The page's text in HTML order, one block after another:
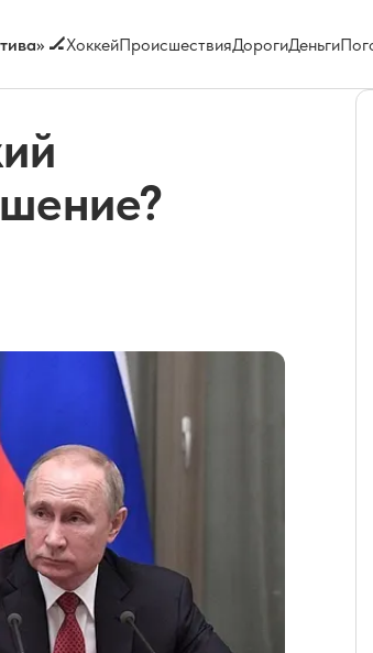
🏒ХоккейПроисшествияДорогиДеньги